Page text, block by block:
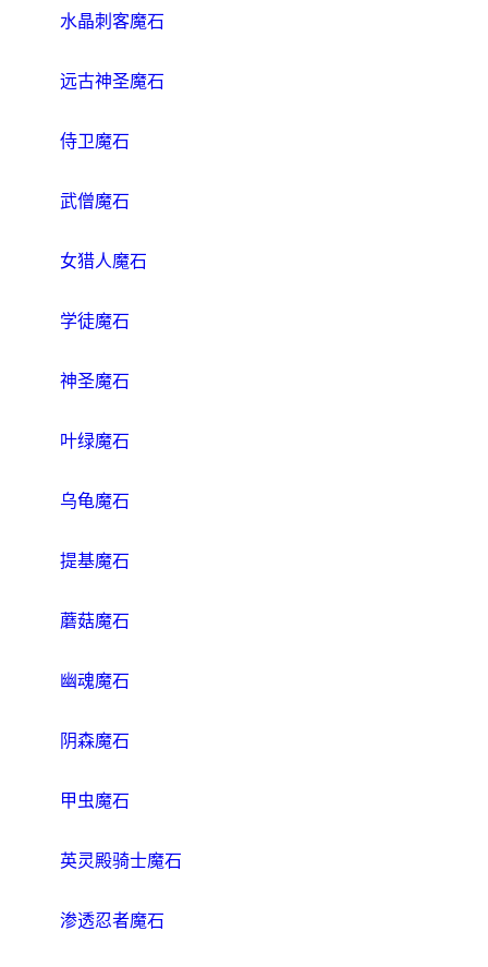
水晶刺客魔石
远古神圣魔石
侍卫魔石
武僧魔石
女猎人魔石
学徒魔石
神圣魔石
叶绿魔石
乌龟魔石
提基魔石
蘑菇魔石
幽魂魔石
阴森魔石
甲虫魔石
英灵殿骑士魔石
渗透忍者魔石